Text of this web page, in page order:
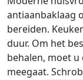
antiaanbaklaag
bereiden.
duur. Om het
behalen, moet
meegaat.